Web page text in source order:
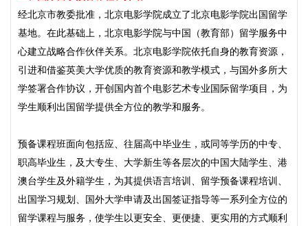
经北京市教委批准，北京电影学院成立了北京电影学院出国留学
基地。在此基础上，北京电影学院与中国（教育部）留学服务中
心建立战略合作伙伴关系。北京电影学院依托自身的教育资源，
引进和借鉴英美大学优质的教育资源和教学模式，与国外多所大
学签署合作协议，开创国内首个电影艺术专业国际留学项目，为
学生顺利出国留学提供全方位的教学和服务。
预备课程班面向包括应、往届高中毕业生，或同等学历的中专、
职高毕业生，及大专生、大学新生等各层次的中国大陆学生、港
澳台学生及外籍学生，为其提供语言培训、留学预备课程培训、
出国学习规划、国外大学申请及出国签证指导等一系列全方位的
留学课程与服务，使学生以更安全、更便捷、更实用的方式顺利